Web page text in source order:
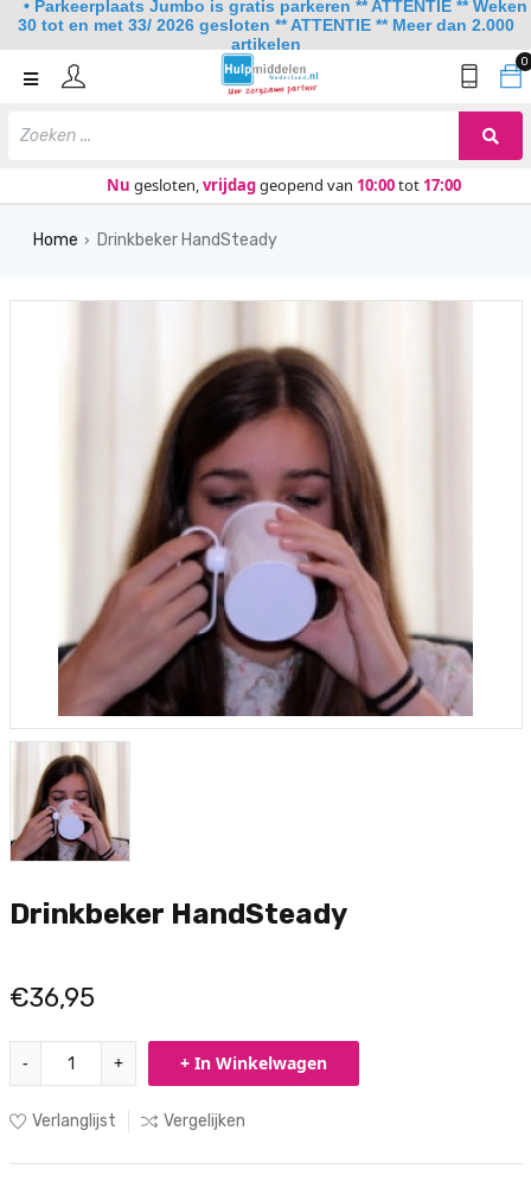
0
Nu gesloten,vrijdaggeopend van 10:00tot 17:00
Home
Home › Drinkbeker HandSteady
Drinkbeker HandSteady
€36,95
- + + In Winkelwagen
Verlanglijst Vergelijken
• Parkeerplaats Jumbo is gratis parkeren ** ATTENTIE ** Weken
30 tot en met 33/ 2026 gesloten ** ATTENTIE ** Meer dan 2.000
artikelen